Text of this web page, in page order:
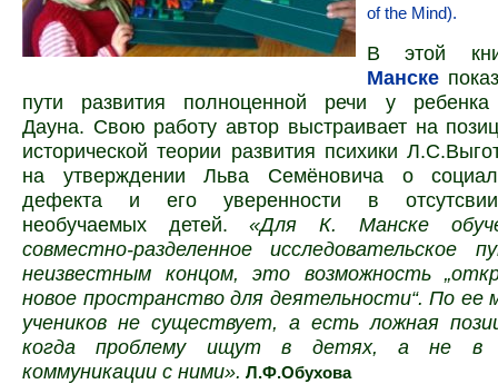
of the Mind).
В этой
Манске
пути развития полноценной речи у
Дауна. Свою работу автор выстраивает на
исторической теории развития психики
на утверждении Льва Семёновича о
дефекта и его уверенности в
необучаемых детей.«Для К. Манске
совместно-разделенное исследовательское
неизвестным концом, это возможность
новое пространство для деятельности“. По ее
учеников не существует, а есть ложная
когда проблему ищут в детях, а не в
коммуникации с ними». Л.Ф.Обухова